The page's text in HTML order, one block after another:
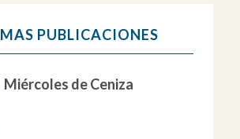
PUBLICACIONES
Miércoles de Ceniza